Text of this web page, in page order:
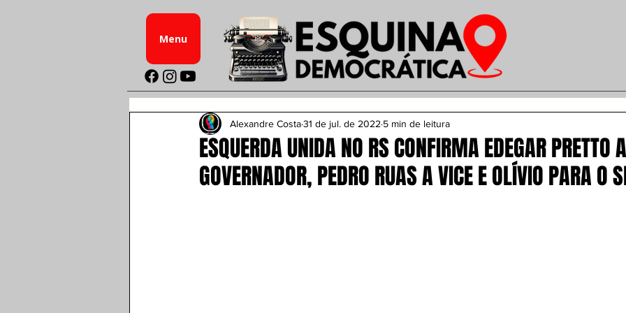
Menu
ESQUERDA UNIDA NO RS CONFIRMA EDEGAR PRETTO A
GOVERNADOR, PEDRO RUAS A VICE E OLÍVIO PARA O
Alexandre Costa31 de jul. de 2022 5 min de leitura